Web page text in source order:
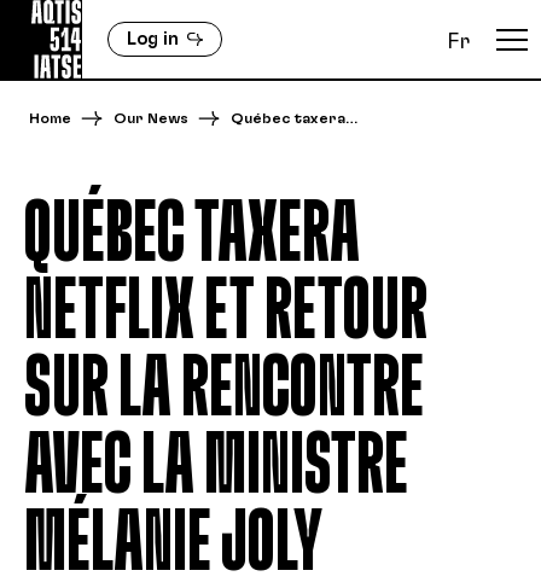
Log in Fr
Home Our News Québec taxera…
QUÉBEC TAXERA
NETFLIX ET RETOUR
SUR LA RENCONTRE
AVEC LA MINISTRE
MÉLANIE JOLY